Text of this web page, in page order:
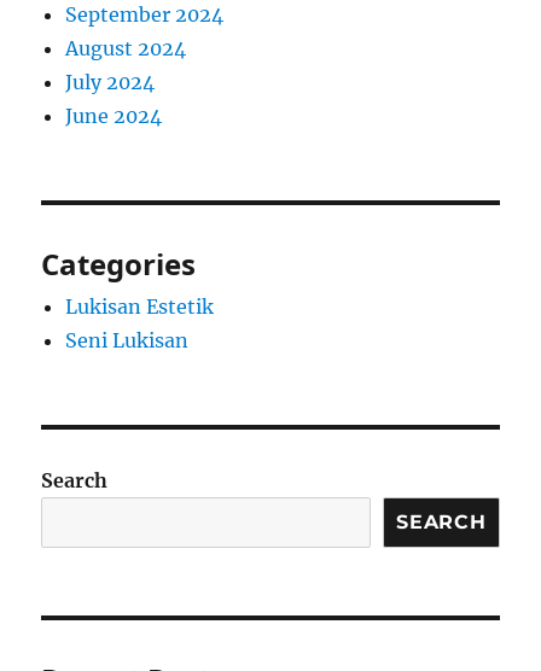
September 2024
August 2024
July 2024
June 2024
Categories
Lukisan Estetik
Seni Lukisan
Search
SEARCH